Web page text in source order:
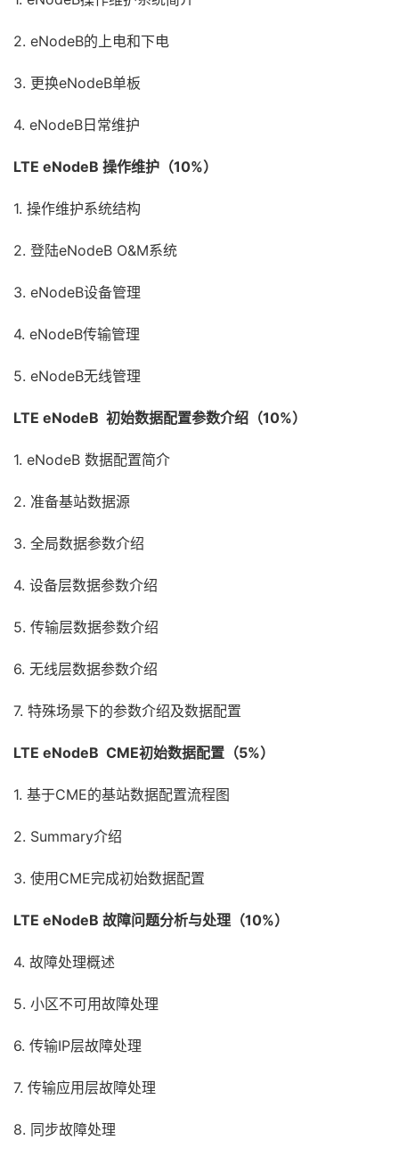
2. eNodeB的上电和下电
3. 更换eNodeB单板
4. eNodeB日常维护
LTE eNodeB 操作维护（10%）
1. 操作维护系统结构
2. 登陆eNodeB O&M系统
3. eNodeB设备管理
4. eNodeB传输管理
5. eNodeB无线管理
LTE eNodeB 初始数据配置参数介绍（10%）
1. eNodeB 数据配置简介
2. 准备基站数据源
3. 全局数据参数介绍
4. 设备层数据参数介绍
5. 传输层数据参数介绍
6. 无线层数据参数介绍
7. 特殊场景下的参数介绍及数据配置
LTE eNodeB CME初始数据配置（5%）
1. 基于CME的基站数据配置流程图
2. Summary介绍
3. 使用CME完成初始数据配置
LTE eNodeB 故障问题分析与处理（10%）
4. 故障处理概述
5. 小区不可用故障处理
6. 传输IP层故障处理
7. 传输应用层故障处理
8. 同步故障处理